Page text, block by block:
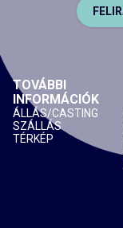
TOVÁBBI
INFORMÁCIÓK
ÁLLÁS/CASTING
SZÁLLÁS
TÉRKÉP